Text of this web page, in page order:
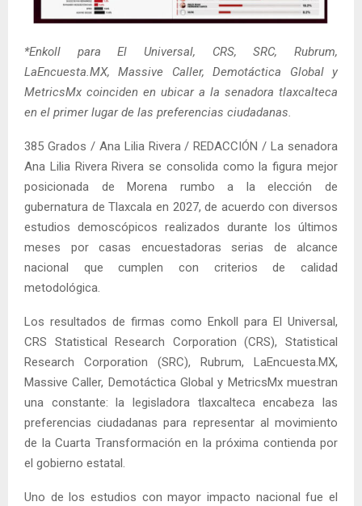
*Enkoll para El Universal, CRS, SRC, Rubrum,
LaEncuesta.MX, Massive Caller, Demotáctica Global y
MetricsMx coinciden en ubicar a la senadora tlaxcalteca
en el primer lugar de las preferencias ciudadanas.
385 Grados / Ana Lilia Rivera / REDACCIÓN / La senadora
Ana Lilia Rivera Rivera se consolida como la figura mejor
posicionada de Morena rumbo a la elección de
gubernatura de Tlaxcala en 2027, de acuerdo con diversos
estudios demoscópicos realizados durante los últimos
meses por casas encuestadoras serias de alcance
nacional que cumplen con criterios de calidad
metodológica.
Los resultados de firmas como Enkoll para El Universal,
CRS Statistical Research Corporation (CRS), Statistical
Research Corporation (SRC), Rubrum, LaEncuesta.MX,
Massive Caller, Demotáctica Global y MetricsMx muestran
una constante: la legisladora tlaxcalteca encabeza las
preferencias ciudadanas para representar al movimiento
de la Cuarta Transformación en la próxima contienda por
el gobierno estatal.
Uno de los estudios con mayor impacto nacional fue el